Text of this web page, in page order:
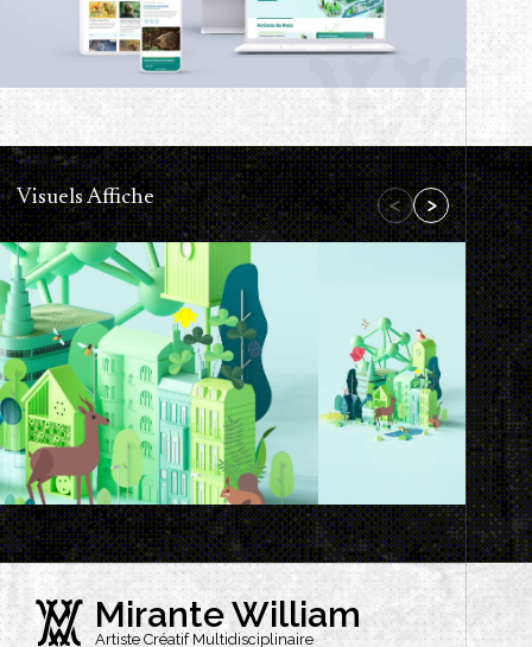
Visuels Affiche
Mirante William
Artiste Créatif Multidisciplinaire